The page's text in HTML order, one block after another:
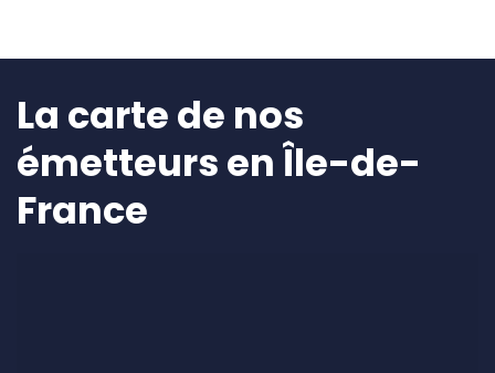
La carte de nos
émetteurs en Île-de-
France